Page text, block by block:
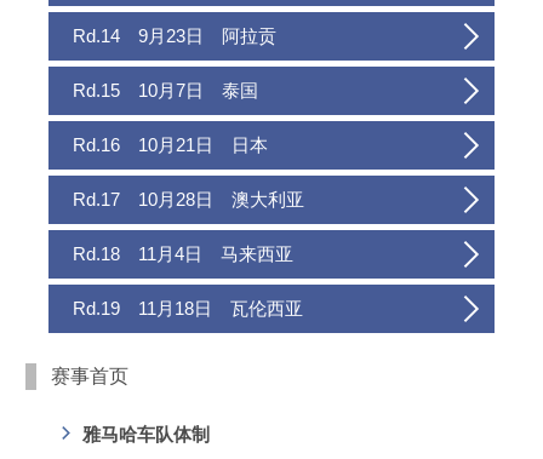
Rd.14 9月23日 阿拉贡
Rd.15 10月7日 泰国
Rd.16 10月21日 日本
Rd.17 10月28日 澳大利亚
Rd.18 11月4日 马来西亚
Rd.19 11月18日 瓦伦西亚
赛事首页
雅马哈车队体制